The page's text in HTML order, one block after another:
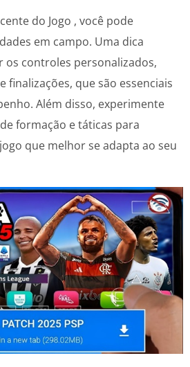
do Jogo , você pode
em campo. Uma dica
controles personalizados,
finalizações, que são essenciais
Além disso, experimente
formação e táticas para
que melhor se adapta ao seu